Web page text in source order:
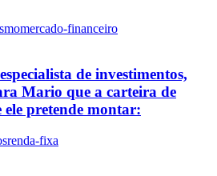
mercado-financeiro
de investimentos,
Mario que a carteira de
pretende montar:
renda-fixa